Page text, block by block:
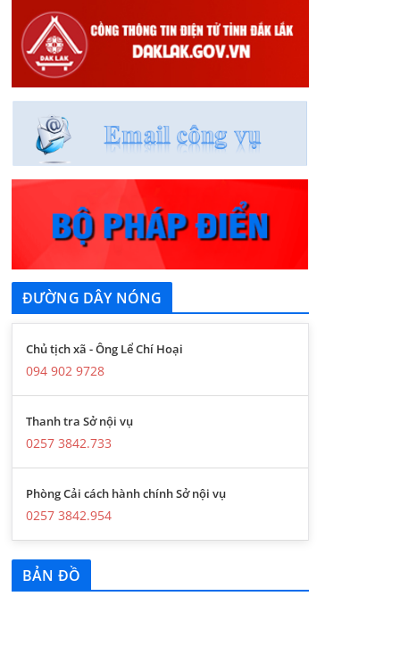
ĐƯỜNG DÂY NÓNG
Chủ tịch xã - Ông Lể Chí Hoại
094 902 9728
Thanh tra Sở nội vụ
0257 3842.733
Phòng Cải cách hành chính Sở nội vụ
0257 3842.954
BẢN ĐỒ